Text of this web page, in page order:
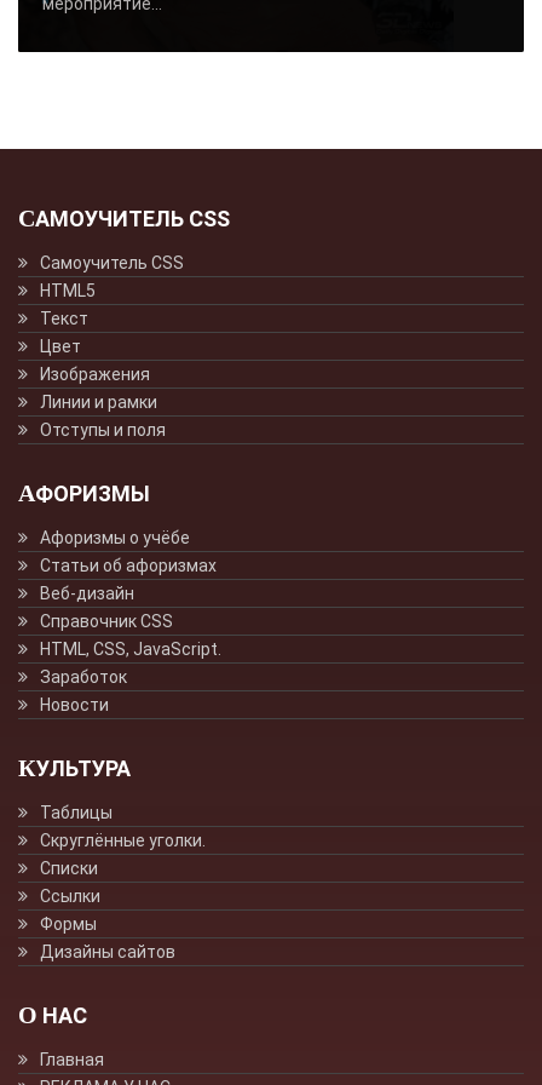
мероприятие...
САМОУЧИТЕЛЬ CSS
Самоучитель CSS
HTML5
Текст
Цвет
Изображения
Линии и рамки
Отступы и поля
АФОРИЗМЫ
Афоризмы о учёбе
Статьи об афоризмах
Веб-дизайн
Справочник CSS
HTML, CSS, JavaScript.
Заработок
Новости
КУЛЬТУРА
Таблицы
Скруглённые уголки.
Списки
Ссылки
Формы
Дизайны сайтов
О НАС
Главная